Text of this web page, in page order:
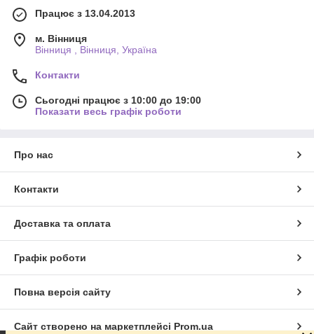
Працює з 13.04.2013
м. Вінниця
Вінниця , Вінниця, Україна
Контакти
Сьогодні працює з 10:00 до 19:00
Показати весь графік роботи
Про нас
Контакти
Доставка та оплата
Графік роботи
Повна версія сайту
Сайт створено на маркетплейсі Prom.ua